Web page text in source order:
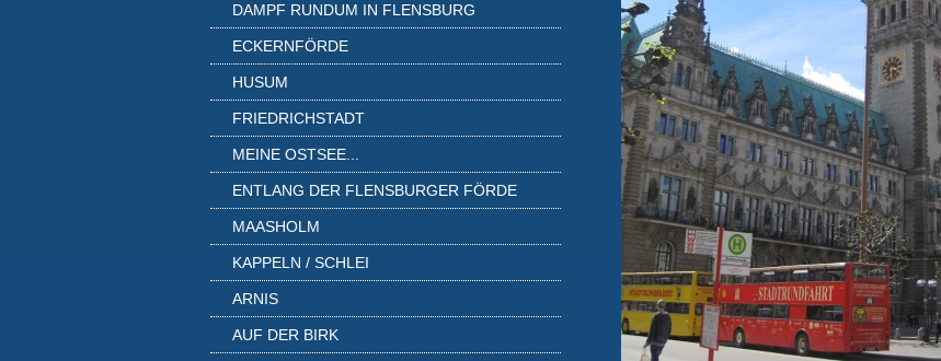
DAMPF RUNDUM IN FLENSBURG
ECKERNFÖRDE
HUSUM
FRIEDRICHSTADT
MEINE OSTSEE...
ENTLANG DER FLENSBURGER FÖRDE
MAASHOLM
KAPPELN / SCHLEI
ARNIS
AUF DER BIRK